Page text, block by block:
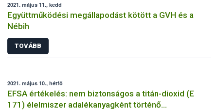
2021. május 11., kedd
Együttműködési megállapodást kötött a GVH és a
Nébih
TOVÁBB
2021. május 10., hétfő
EFSA értékelés: nem biztonságos a titán-dioxid (E
171) élelmiszer adalékanyagként történő